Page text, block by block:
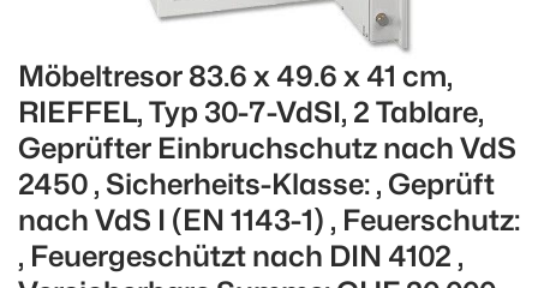
Möbeltresor 83.6 x 49.6 x 41 cm,
RIEFFEL, Typ 30-7-VdSI, 2 Tablare,
Geprüfter Einbruchschutz nach VdS
2450 , Sicherheits-Klasse: , Geprüft
nach VdS I (EN 1143-1) , Feuerschutz:
, Feuergeschützt nach DIN 4102 ,